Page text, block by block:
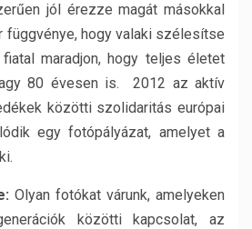
jól érezze magát másokkal
függvénye, hogy valaki szélesítse
maradjon, hogy teljes életet
80 évesen is. 2012 az aktív
közötti szolidaritás európai
egy fotópályázat, amelyet a
Olyan fotókat várunk, amelyeken
közötti kapcsolat, az